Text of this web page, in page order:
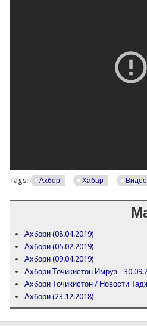
Tags: Ахбор Хабар Видео
Ахбори (08.04.2019)
Ахбори (05.02.2019)
Ахбори (09.04.2019)
Ахбори Точикистон Имруз -
Ахбори Точикистон / Новости
Ахбори (23.12.2018)